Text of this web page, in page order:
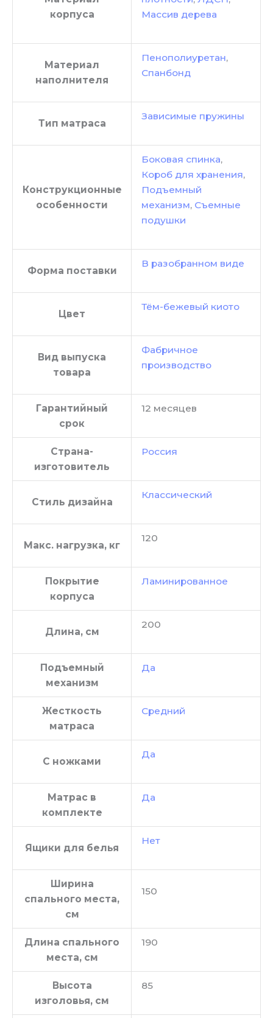
корпуса
Массив дерева
Материал
наполнителя
Пенополиуретан,
Спанбонд
Тип матраса
Зависимые пружины
Конструкционные
особенности
Боковая спинка,
Короб для хранения,
Подъемный
механизм, Съемные
подушки
Форма поставки
В разобранном виде
Цвет
Тём-бежевый киото
Вид выпуска
товара
Фабричное
производство
Гарантийный
срок
12 месяцев
Страна-
изготовитель
Россия
Стиль дизайна
Классический
Макс. нагрузка, кг
120
Покрытие
корпуса
Ламинированное
Длина, см
200
Подъемный
механизм
Да
Жесткость
матраса
Средний
С ножками
Да
Матрас в
комплекте
Да
Ящики для белья
Нет
Ширина
спального места,
см
150
Длина спального
места, см
190
Высота
изголовья, см
85